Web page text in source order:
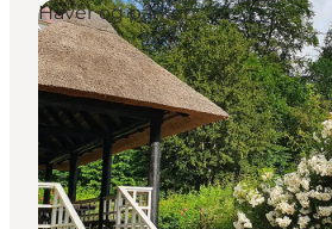
Oplev Himmerland
Udforsk naturen
Himmerlandsbyer
DET SKER
Planlæg din ferie
Haver og parker